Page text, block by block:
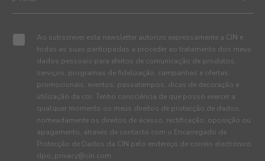
Ao subscrever esta newsletter autorizo expressamente a CIN e
todas as suas participadas a proceder ao tratamento dos meus
dados pessoais para efeitos de comunicação de produtos,
serviços, programas de fidelização, campanhas e ofertas
promocionais, eventos, passatempos, dicas de decoração e
utilização da cor. Tenho consciência de que posso exercer a
qualquer momento os meus direitos de protecção de dados,
nomeadamente os direitos de acesso, rectificação, oposição ou
apagamento, através de contacto com o Encarregado de
Protecção de Dados da CIN pelo endereço de correio electrónico
dpo_privacy@cin.com